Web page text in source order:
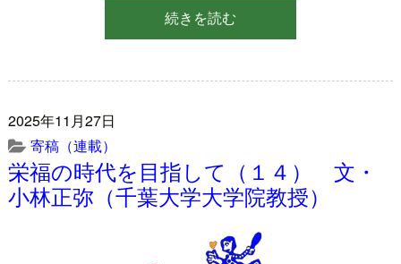
続きを読む
2025年11月27日
寄稿（連載）
栄福の時代を目指して（１４） 文・
小林正弥（千葉大学大学院教授）